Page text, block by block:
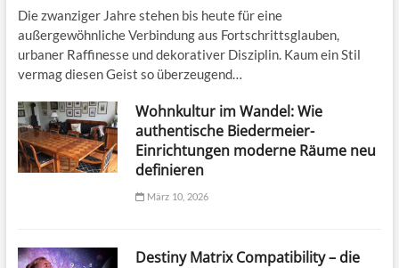
n
n
c
h
n
Die zwanziger Jahre stehen bis heute für eine
außergewöhnliche Verbindung aus Fortschrittsglauben,
urbaner Raffinesse und dekorativer Disziplin. Kaum ein Stil
vermag diesen Geist so überzeugend…
Wohnkultur im Wandel: Wie
authentische Biedermeier-
Einrichtungen moderne Räume neu
definieren
März 10, 2026
Destiny Matrix Compatibility – die